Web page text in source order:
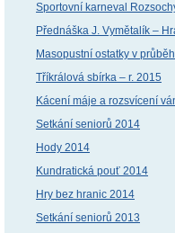
Sportovní karneval
Přednáška J. Vymětalík –
Masopustní ostatky v
Tříkrálová sbírka – r. 2015
Kácení máje a rozsvícení
Setkání seniorů 2014
Hody 2014
Kundratická pouť 2014
Hry bez hranic 2014
Setkání seniorů 2013